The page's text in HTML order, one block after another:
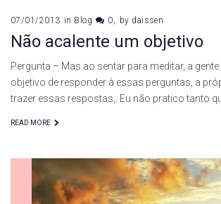
07/01/2013 in Blog 0 by daissen
Não acalente um objetivo
Pergunta – Mas ao sentar para meditar, a
objetivo de responder à essas perguntas, a
trazer essas respostas,. Eu não pratico tanto
READ MORE